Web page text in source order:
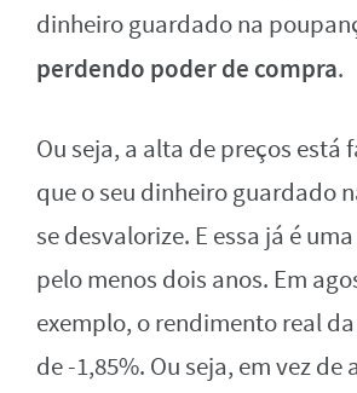
dinheiro guardado na
perdendo poder de compra.
Ou seja, a alta de preços está
que o seu dinheiro guardado
se desvalorize. E essa já é
pelo menos dois anos. Em
exemplo, o rendimento real
de -1,85%. Ou seja, em vez de